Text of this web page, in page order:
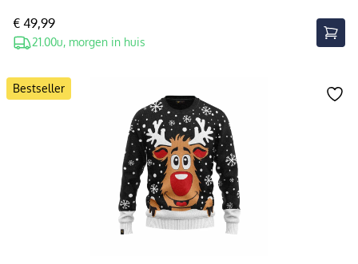
€ 49,99
21.00u, morgen in huis
Bestseller